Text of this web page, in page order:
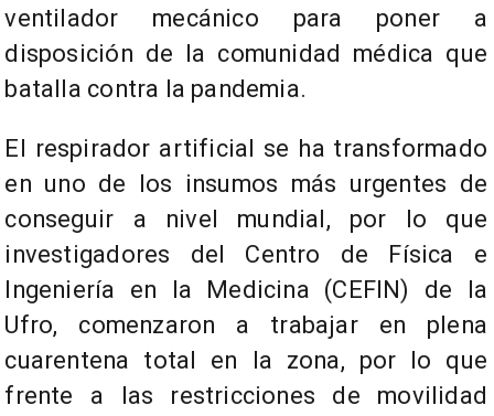
ventilador mecánico para poner a
disposición de la comunidad médica que
batalla contra la pandemia.
El respirador artificial se ha transformado
en uno de los insumos más urgentes de
conseguir a nivel mundial, por lo que
investigadores del Centro de Física e
Ingeniería en la Medicina (CEFIN) de la
Ufro, comenzaron a trabajar en plena
cuarentena total en la zona, por lo que
frente a las restricciones de movilidad